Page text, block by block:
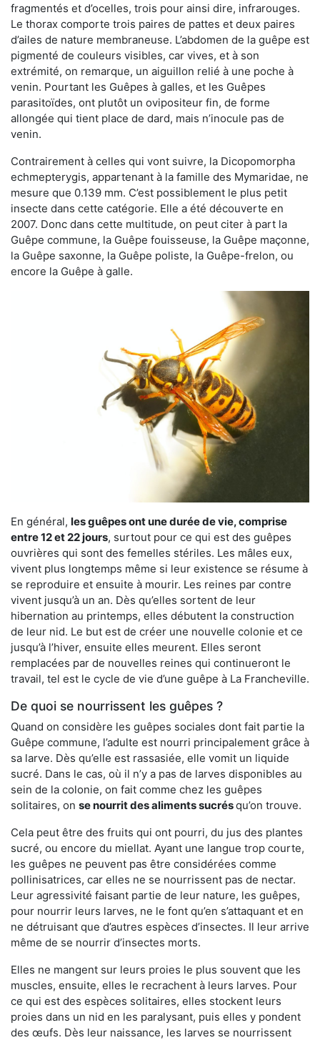
fragmentés et d’ocelles, trois pour ainsi dire, infrarouges.
Le thorax comporte trois paires de pattes et deux paires
d’ailes de nature membraneuse. L’abdomen de la guêpe est
pigmenté de couleurs visibles, car vives, et à son
extrémité, on remarque, un aiguillon relié à une poche à
venin. Pourtant les Guêpes à galles, et les Guêpes
parasitoïdes, ont plutôt un ovipositeur fin, de forme
allongée qui tient place de dard, mais n’inocule pas de
venin.
Contrairement à celles qui vont suivre, la Dicopomorpha
echmepterygis, appartenant à la famille des Mymaridae, ne
mesure que 0.139 mm. C’est possiblement le plus petit
insecte dans cette catégorie. Elle a été découverte en
2007. Donc dans cette multitude, on peut citer à part la
Guêpe commune, la Guêpe fouisseuse, la Guêpe maçonne,
la Guêpe saxonne, la Guêpe poliste, la Guêpe-frelon, ou
encore la Guêpe à galle.
En général, les guêpes ont une durée de vie, comprise
entre 12 et 22 jours, surtout pour ce qui est des guêpes
ouvrières qui sont des femelles stériles. Les mâles eux,
vivent plus longtemps même si leur existence se résume à
se reproduire et ensuite à mourir. Les reines par contre
vivent jusqu’à un an. Dès qu’elles sortent de leur
hibernation au printemps, elles débutent la construction
de leur nid. Le but est de créer une nouvelle colonie et ce
jusqu’à l’hiver, ensuite elles meurent. Elles seront
remplacées par de nouvelles reines qui continueront le
travail, tel est le cycle de vie d’une guêpe à La Francheville.
De quoi se nourrissent les guêpes ?
Quand on considère les guêpes sociales dont fait partie la
Guêpe commune, l’adulte est nourri principalement grâce à
sa larve. Dès qu’elle est rassasiée, elle vomit un liquide
sucré. Dans le cas, où il n’y a pas de larves disponibles au
sein de la colonie, on fait comme chez les guêpes
solitaires, on se nourrit des aliments sucrésqu’on trouve.
Cela peut être des fruits qui ont pourri, du jus des plantes
sucré, ou encore du miellat. Ayant une langue trop courte,
les guêpes ne peuvent pas être considérées comme
pollinisatrices, car elles ne se nourrissent pas de nectar.
Leur agressivité faisant partie de leur nature, les guêpes,
pour nourrir leurs larves, ne le font qu’en s’attaquant et en
ne détruisant que d’autres espèces d’insectes. Il leur arrive
même de se nourrir d’insectes morts.
Elles ne mangent sur leurs proies le plus souvent que les
muscles, ensuite, elles le recrachent à leurs larves. Pour
ce qui est des espèces solitaires, elles stockent leurs
proies dans un nid en les paralysant, puis elles y pondent
des œufs. Dès leur naissance, les larves se nourrissent